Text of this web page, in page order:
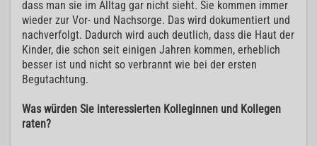
dass man sie im Alltag gar nicht sieht. Sie kommen immer
wieder zur Vor- und Nachsorge. Das wird dokumentiert und
nachverfolgt. Dadurch wird auch deutlich, dass die Haut der
Kinder, die schon seit einigen Jahren kommen, erheblich
besser ist und nicht so verbrannt wie bei der ersten
Begutachtung.
Was würden Sie interessierten Kolleginnen und Kollegen
raten?